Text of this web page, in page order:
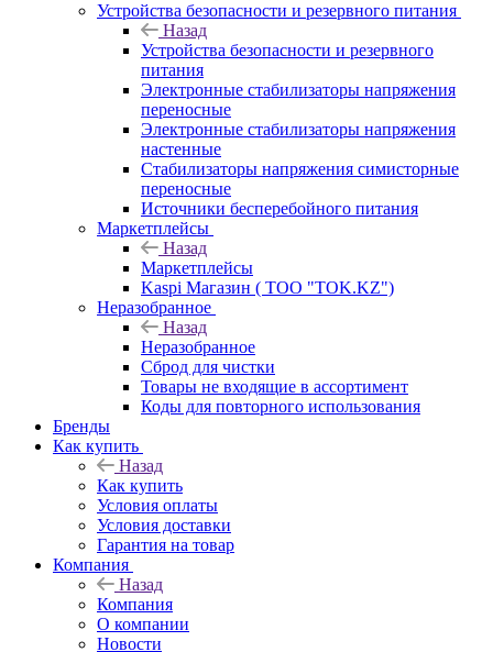
Устройства безопасности и резервного питания
Назад
Устройства безопасности и резервного
питания
Электронные стабилизаторы напряжения
переносные
Электронные стабилизаторы напряжения
настенные
Стабилизаторы напряжения симисторные
переносные
Источники бесперебойного питания
Маркетплейсы
Назад
Маркетплейсы
Kaspi Магазин ( ТОО "TOK.KZ")
Неразобранное
Назад
Неразобранное
Сброд для чистки
Товары не входящие в ассортимент
Коды для повторного использования
Бренды
Как купить
Назад
Как купить
Условия оплаты
Условия доставки
Гарантия на товар
Компания
Назад
Компания
О компании
Новости